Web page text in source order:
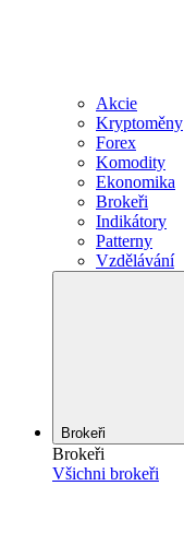
Akcie
Kryptoměny
Forex
Komodity
Ekonomika
Brokeři
Indikátory
Patterny
Vzdělávání
Brokeři
Brokeři
Všichni brokeři